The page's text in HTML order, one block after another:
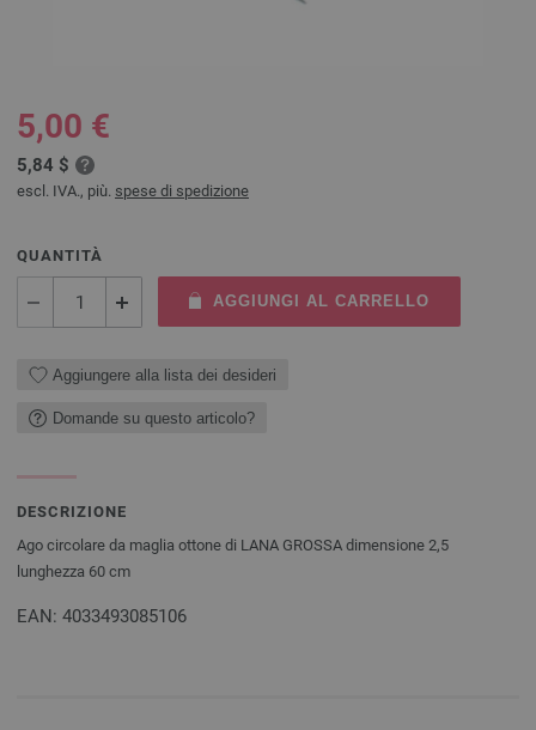
5,00 €
5,84 $
escl. IVA., più. spese di spedizione
QUANTITÀ
AGGIUNGI AL CARRELLO
Aggiungere alla lista dei desideri
Domande su questo articolo?
DESCRIZIONE
Ago circolare da maglia ottone di LANA GROSSA dimensione 2,5
lunghezza 60 cm
EAN: 4033493085106